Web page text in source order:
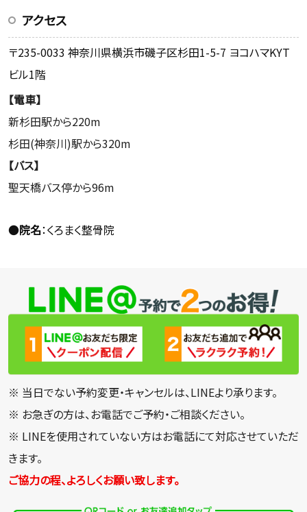
アクセス
〒235-0033 神奈川県横浜市磯子区杉田1-5-7 ヨコハマKYT
ビル1階
【電車】
新杉田駅から220m
杉田(神奈川)駅から320m
【バス】
聖天橋バス停から96m
●院名：くろまく整骨院
※ 当日でない予約変更・キャンセルは、LINEより承ります。
※ お急ぎの方は、お電話でご予約・ご相談ください。
※ LINEを使用されていない方はお電話にて対応させていただ
きます。
ご協力の程、よろしくお願い致します。